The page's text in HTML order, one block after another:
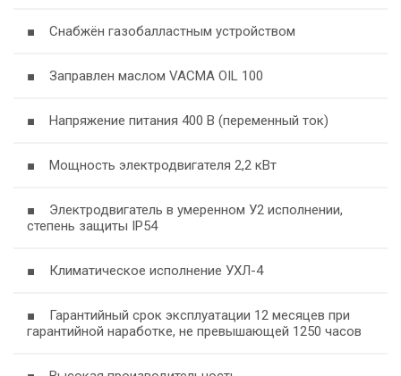
■ Снабжён газобалластным устройством
■ Заправлен маслом VACMA OIL 100
■ Напряжение питания 400 В (переменный ток)
■ Мощность электродвигателя 2,2 кВт
■ Электродвигатель в умеренном У2 исполнении,
степень защиты IP54
■ Климатическое исполнение УХЛ-4
■ Гарантийный срок эксплуатации 12 месяцев при
гарантийной наработке, не превышающей 1250 часов